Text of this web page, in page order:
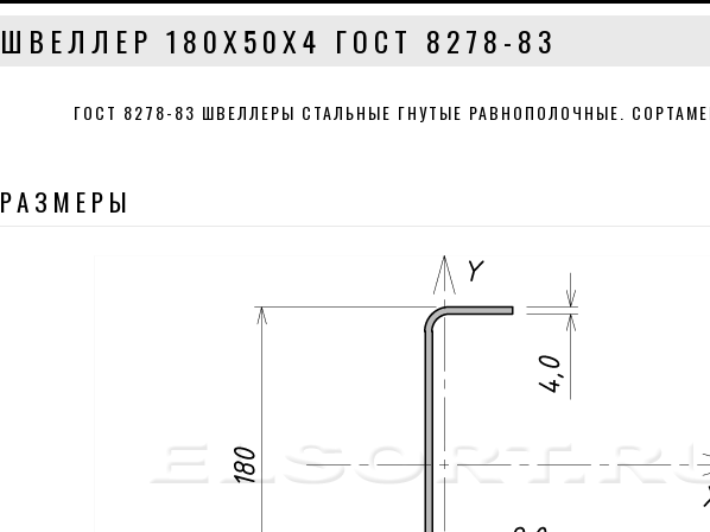
ШВЕЛЛЕР 180Х50Х4 ГОСТ 8278-83
ГОСТ 8278-83 ШВЕЛЛЕРЫ СТАЛЬНЫЕ ГНУТЫЕ РАВНОПОЛОЧНЫЕ.
РАЗМЕРЫ